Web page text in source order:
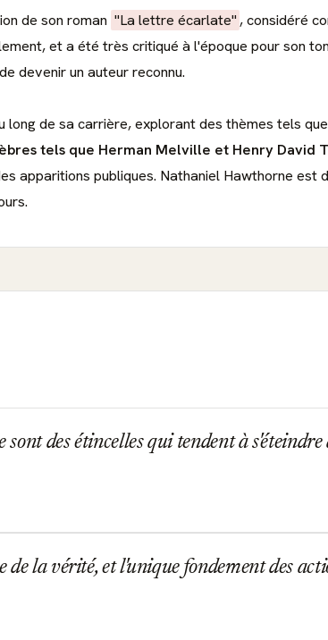
de son roman "La lettre écarlate" , considéré
et a été très critiqué à l'époque pour son
devenir un auteur reconnu.
de sa carrière, explorant des thèmes tels
tels que Herman Melville et Henry David
apparitions publiques. Nathaniel Hawthorne est
des étincelles qui tendent à s'éteindre
de la vérité, et l'unique fondement des